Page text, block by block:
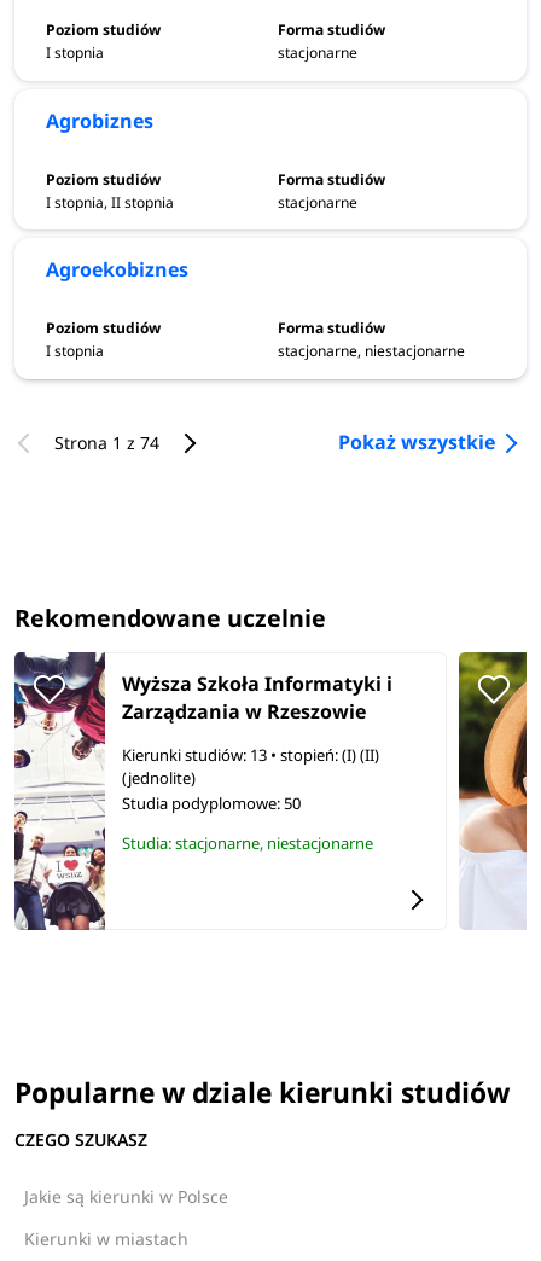
I stopnia stacjonarne
Agrobiznes
I stopnia, II stopnia stacjonarne
Agroekobiznes
I stopnia stacjonarne, niestacjonarne
Strona 1 z 74 Pokaż wszystkie
Rekomendowane uczelnie
Wyższa Szkoła Informatyki i
Zarządzania w Rzeszowie
Kierunki studiów: 13 • stopień: (I) (II)
(jednolite)
Studia podyplomowe:50
Studia: stacjonarne, niestacjonarne
Popularne w dziale kierunki studiów
CZEGO SZUKASZ
Jakie są kierunki w Polsce
Kierunki w miastach